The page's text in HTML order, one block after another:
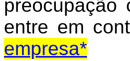
preocupação
entre em
empresa*